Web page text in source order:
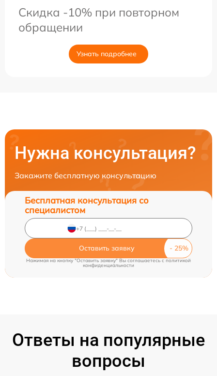
Скидка -10% при повторном
обращении
Узнать подробнее
Нужна консультация?
Закажите бесплатную консультацию
Бесплатная консультация со
специалистом
Оставить заявку
Нажимая на кнопку "Оставить заявку" Вы соглашаетесь cполитикой
конфиденциальности
Ответы на популярные
вопросы